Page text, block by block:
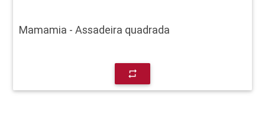
Mamamia - Assadeira quadrada
repeat